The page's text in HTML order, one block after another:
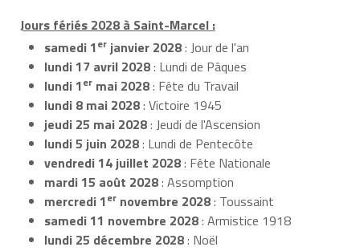
Jours fériés 2028 à Saint-Marcel :
samedi 1er janvier 2028: Jour de l'an
lundi 17 avril 2028: Lundi de Pâques
lundi 1er mai 2028: Fête du Travail
lundi 8 mai 2028: Victoire 1945
jeudi 25 mai 2028: Jeudi de l'Ascension
lundi 5 juin 2028: Lundi de Pentecôte
vendredi 14 juillet 2028: Fête Nationale
mardi 15 août 2028: Assomption
mercredi 1er novembre 2028: Toussaint
samedi 11 novembre 2028: Armistice 1918
lundi 25 décembre 2028: Noël